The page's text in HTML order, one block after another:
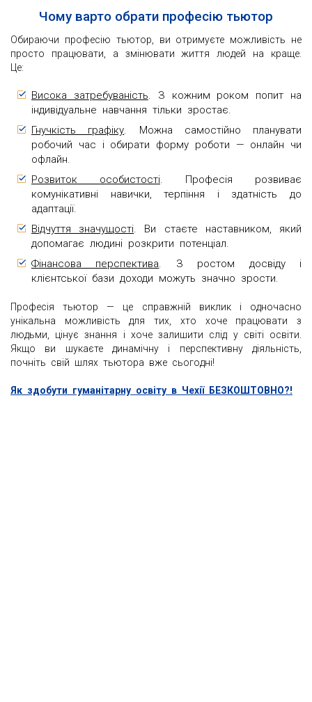
Чому варто обрати професію тьютор
Обираючи професію тьютор, ви отримуєте можливість не
просто працювати, а змінювати життя людей на краще.
Це:
Висока затребуваність. З кожним роком попит на
індивідуальне навчання тільки зростає.
Гнучкість графіку. Можна самостійно планувати
робочий час і обирати форму роботи — онлайн чи
офлайн.
Розвиток особистості. Професія розвиває
комунікативні навички, терпіння і здатність до
адаптації.
Відчуття значущості. Ви стаєте наставником, який
допомагає людині розкрити потенціал.
Фінансова перспектива. З ростом досвіду і
клієнтської бази доходи можуть значно зрости.
Професія тьютор — це справжній виклик і одночасно
унікальна можливість для тих, хто хоче працювати з
людьми, цінує знання і хоче залишити слід у світі освіти.
Якщо ви шукаєте динамічну і перспективну діяльність,
почніть свій шлях тьютора вже сьогодні!
Як здобути гуманітарну освіту в Чехії БЕЗКОШТОВНО?!